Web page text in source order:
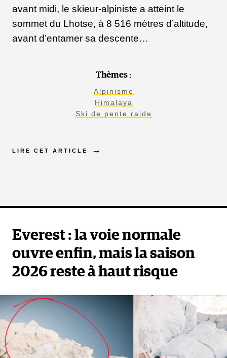
avant midi, le skieur-alpiniste a atteint le
sommet du Lhotse, à 8 516 mètres d’altitude,
avant d’entamer sa descente…
Thèmes :
Alpinisme
Himalaya
Ski de pente raide
LIRE CET ARTICLE
Everest : la voie normale
ouvre enfin, mais la saison
2026 reste à haut risque